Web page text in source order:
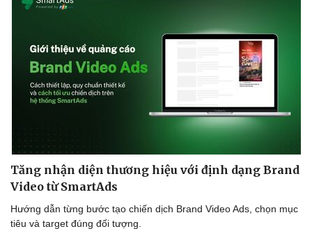
Thông tin doanh nghiệp
Doanh nhân
Vì cộng đồng
Tin Công nghệ
Trải nghiệm
Tăng nhận diện thương hiệu với định dạng Brand
Video từ SmartAds
Hướng dẫn từng bước tạo chiến dịch Brand Video Ads, chọn mục
tiêu và target đúng đối tượng.